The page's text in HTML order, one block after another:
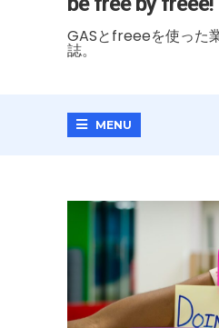
GASとfreeeを使った
誌。
MENU